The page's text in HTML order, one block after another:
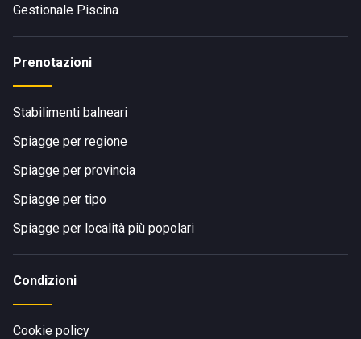
Gestionale Piscina
Prenotazioni
Stabilimenti balneari
Spiagge per regione
Spiagge per provincia
Spiagge per tipo
Spiagge per località più popolari
Condizioni
Cookie policy